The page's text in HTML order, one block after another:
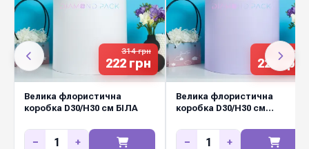
314 грн
222 грн
Велика флористична
коробка D30/H30 см БІЛА
− +
314 грн
222 грн
Велика флористична
коробка D30/H30 см
− +